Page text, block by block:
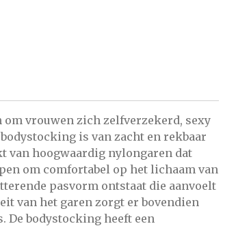
vrouwen zich zelfverzekerd, sexy
is van zacht en rekbaar
van hoogwaardig nylongaren dat
om comfortabel op het lichaam van
pasvorm ontstaat die aanvoelt
van het garen zorgt er bovendien
De bodystocking heeft een